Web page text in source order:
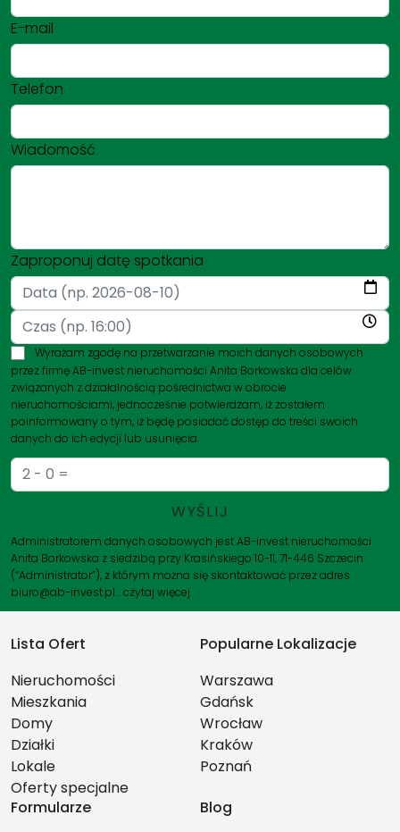
E-mail
Telefon
Wiadomość
Zaproponuj datę spotkania
Wyrażam zgodę na przetwarzanie moich danych osobowych
przez firmę AB-invest nieruchomości Anita Borkowska dla celów
związanych z działalnością pośrednictwa w obrocie
nieruchomościami, jednocześnie potwierdzam, iż zostałem
poinformowany o tym, iż będę posiadać dostęp do treści swoich
danych do ich edycji lub usunięcia.
Administratorem danych osobowych jest AB-invest nieruchomości
Anita Borkowska z siedzibą przy Krasińskiego 10-11, 71-446 Szczecin
(“Administrator”), z którym można się skontaktować przez adres
biuro@ab-invest.pl…czytaj więcej
Lista Ofert
Nieruchomości
Mieszkania
Domy
Działki
Lokale
Oferty specjalne
Popularne Lokalizacje
Warszawa
Gdańsk
Wrocław
Kraków
Poznań
Formularze
Blog